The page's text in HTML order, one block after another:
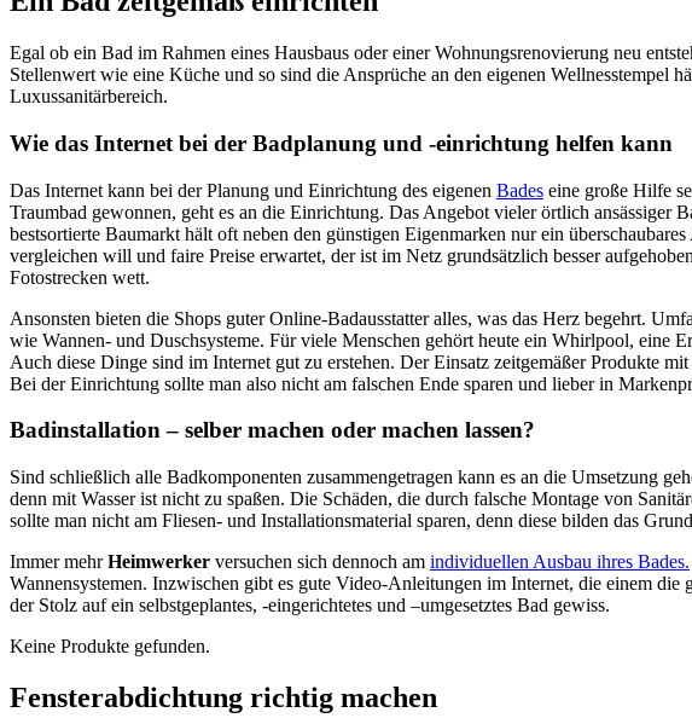
Egal ob ein Bad im Rahmen eines Hausbaus oder einer Wohnungsrenovierung neu
Stellenwert wie eine Küche und so sind die Ansprüche an den eigenen Wellnesstempel
Luxussanitärbereich.
Wie das Internet bei der Badplanung und -einrichtung helfen kann
Das Internet kann bei der Planung und Einrichtung des eigenen Bades eine große Hilfe
Traumbad gewonnen, geht es an die Einrichtung. Das Angebot vieler örtlich ansässiger
bestsortierte Baumarkt hält oft neben den günstigen Eigenmarken nur ein
vergleichen will und faire Preise erwartet, der ist im Netz grundsätzlich besser
Fotostrecken wett.
Ansonsten bieten die Shops guter Online-Badausstatter alles, was das Herz begehrt.
wie Wannen- und Duschsysteme. Für viele Menschen gehört heute ein Whirlpool, eine
Auch diese Dinge sind im Internet gut zu erstehen. Der Einsatz zeitgemäßer Produkte
Bei der Einrichtung sollte man also nicht am falschen Ende sparen und lieber in
Badinstallation – selber machen oder machen lassen?
Sind schließlich alle Badkomponenten zusammengetragen kann es an die Umsetzung
denn mit Wasser ist nicht zu spaßen. Die Schäden, die durch falsche Montage von
sollte man nicht am Fliesen- und Installationsmaterial sparen, denn diese bilden das
Immer mehrHeimwerker versuchen sich dennoch am individuellen Ausbau ihres Bades.
Wannensystemen. Inzwischen gibt es gute Video-Anleitungen im Internet, die einem
der Stolz auf ein selbstgeplantes, -eingerichtetes und –umgesetztes Bad gewiss.
Keine Produkte gefunden.
Fensterabdichtung richtig machen